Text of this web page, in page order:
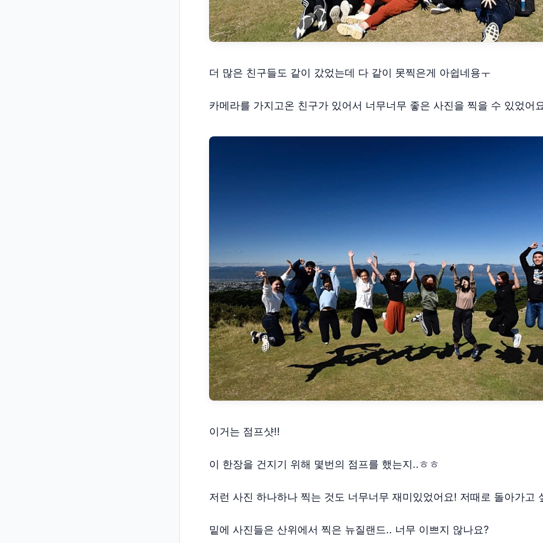
더 많은 친구들도 같이 갔었는데 다 같이 못찍은게 아쉽네용ㅜ
카메라를 가지고온 친구가 있어서 너무너무 좋은 사진을 찍을 수 있었어
이거는 점프샷!!
이 한장을 건지기 위해 몇번의 점프를 했는지..ㅎㅎ
저런 사진 하나하나 찍는 것도 너무너무 재미있었어요! 저때로 돌아가고
밑에 사진들은 산위에서 찍은 뉴질랜드.. 너무 이쁘지 않나요?